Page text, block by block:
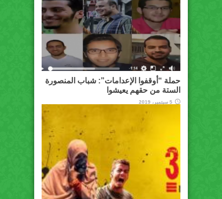
حملة “أوقفوا الإعدامات”: شباب المنصورة
الستة من حقهم يعيشوا
5 سبتمبر، 2019